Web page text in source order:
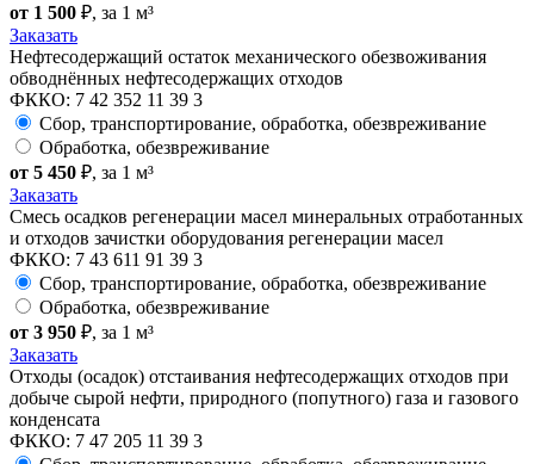
от 1 500 ₽, за 1 м³
Заказать
Нефтесодержащий остаток механического обезвоживания
обводнённых нефтесодержащих отходов
ФККО: 7 42 352 11 39 3
Сбор, транспортирование, обработка, обезвреживание
Обработка, обезвреживание
от 5 450 ₽, за 1 м³
Заказать
Смесь осадков регенерации масел минеральных отработанных
и отходов зачистки оборудования регенерации масел
ФККО: 7 43 611 91 39 3
Сбор, транспортирование, обработка, обезвреживание
Обработка, обезвреживание
от 3 950 ₽, за 1 м³
Заказать
Отходы (осадок) отстаивания нефтесодержащих отходов при
добыче сырой нефти, природного (попутного) газа и газового
конденсата
ФККО: 7 47 205 11 39 3